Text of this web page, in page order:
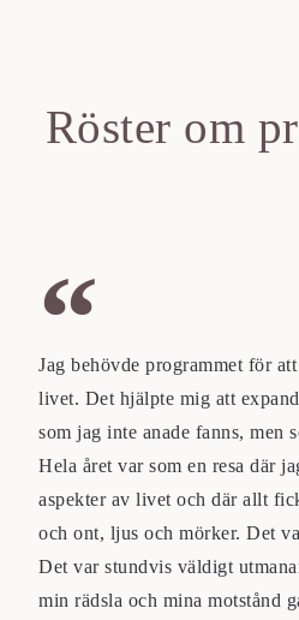
Röster om
Jag behövde programmet för
livet. Det hjälpte mig att
som jag inte anade fanns, men
Hela året var som en resa där
aspekter av livet och där allt
och ont, ljus och mörker. Det
Det var stundvis väldigt
min rädsla och mina motstånd